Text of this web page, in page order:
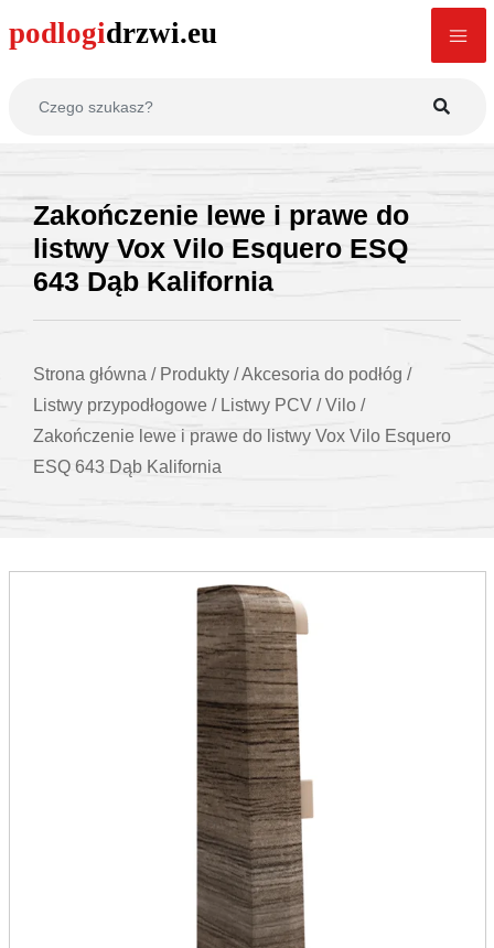
Zakończenie lewe i prawe do
listwy Vox Vilo Esquero ESQ
643 Dąb Kalifornia
Strona główna / Produkty /Akcesoria do podłóg /
Listwy przypodłogowe / Listwy PCV /Vilo /
Zakończenie lewe i prawe do listwy Vox Vilo Esquero
ESQ 643 Dąb Kalifornia